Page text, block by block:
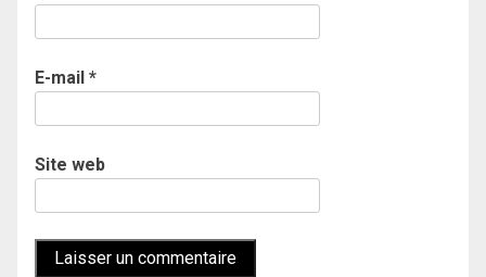
E-mail *
Site web